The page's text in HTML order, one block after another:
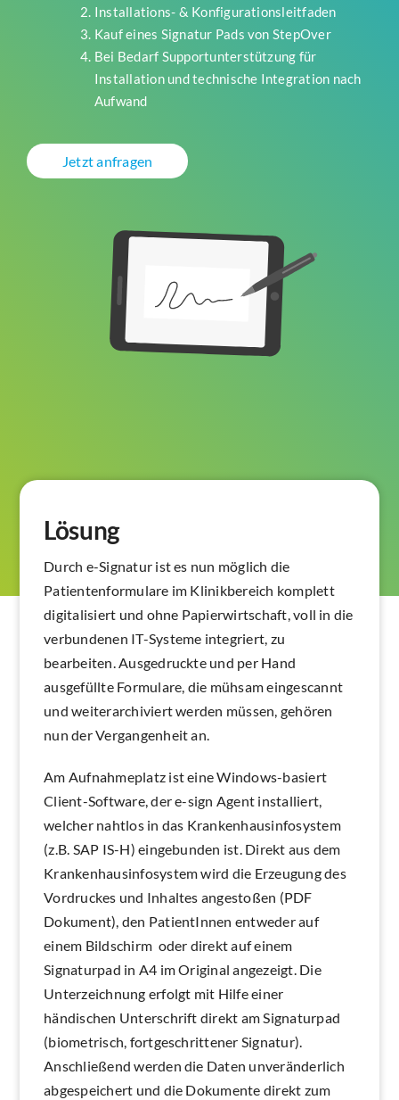
Installations- & Konfigurationsleitfaden
Kauf eines Signatur Pads von StepOver
Bei Bedarf Supportunterstützung für
Installation und technische Integration nach
Aufwand
Jetzt anfragen
Lösung
Durch e-Signatur ist es nun möglich die
Patientenformulare im Klinikbereich komplett
digitalisiert und ohne Papierwirtschaft, voll in die
verbundenen IT-Systeme integriert, zu
bearbeiten. Ausgedruckte und per Hand
ausgefüllte Formulare, die mühsam eingescannt
und weiterarchiviert werden müssen, gehören
nun der Vergangenheit an.
Am Aufnahmeplatz ist eine Windows-basiert
Client-Software, der e-sign Agent installiert,
welcher nahtlos in das Krankenhausinfosystem
(z.B. SAP IS-H) eingebunden ist. Direkt aus dem
Krankenhausinfosystem wird die Erzeugung des
Vordruckes und Inhaltes angestoßen (PDF
Dokument), den PatientInnen entweder auf
einem Bildschirm oder direkt auf einem
Signaturpad in A4 im Original angezeigt. Die
Unterzeichnung erfolgt mit Hilfe einer
händischen Unterschrift direkt am Signaturpad
(biometrisch, fortgeschrittener Signatur).
Anschließend werden die Daten unveränderlich
abgespeichert und die Dokumente direkt zum